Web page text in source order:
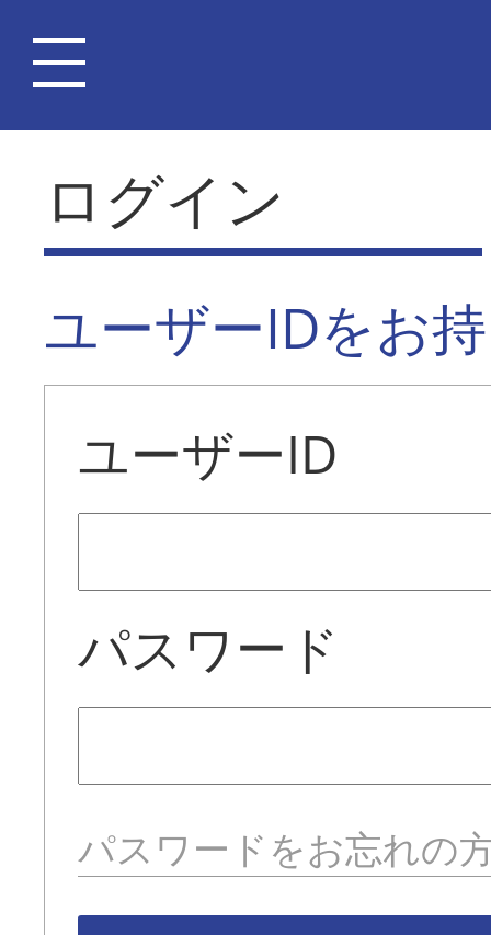
ログイン
ユーザーIDをお
ユーザーID
パスワード
パスワードをお忘れの